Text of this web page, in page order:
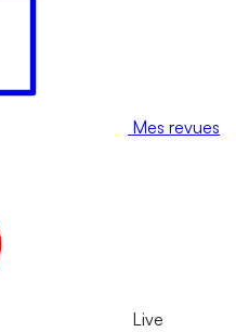
Mes revues
Live